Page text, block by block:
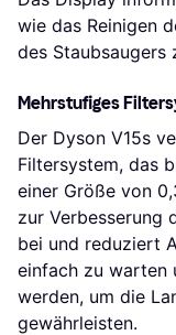
wie das Reinigen
des Staubsaugers
Mehrstufiges
Der Dyson V15s
Filtersystem, das
einer Größe von
zur Verbesserung
bei und reduziert
einfach zu warten
werden, um die
gewährleisten.